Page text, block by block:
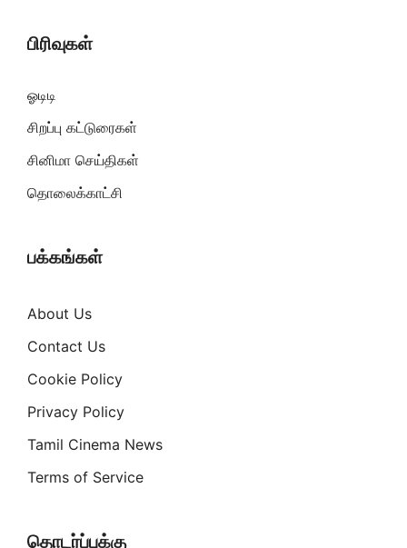
பிரிவுகள்
ஓடிடி
சிறப்பு கட்டுரைகள்
சினிமா செய்திகள்
தொலைக்காட்சி
பக்கங்கள்
About Us
Contact Us
Cookie Policy
Privacy Policy
Tamil Cinema News
Terms of Service
தொடர்ப்புக்கு